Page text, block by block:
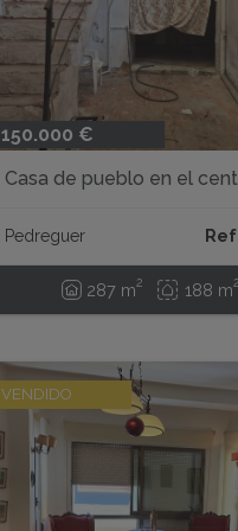
150.000 €
Casa de pueblo en el
posibilidades...
Pedreguer
287 m2 188 m2
VENDIDO